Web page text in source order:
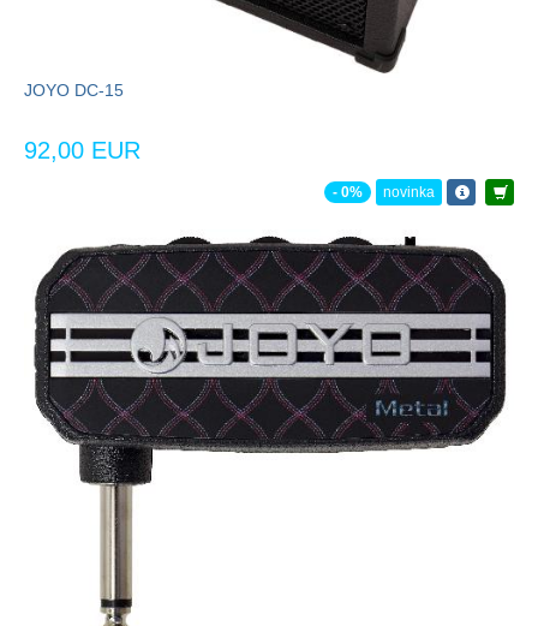
JOYO DC-15
92,00 EUR
- 0% novinka